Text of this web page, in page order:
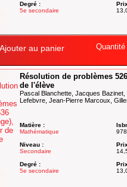
Degré :
5e secondaire
Ajouter au panier Quantité
Résolution de problèmes
de l'élève
Pascal Blanchette, Jacques Bazinet,
Lefebvre, Jean-Pierre Marcoux,
Matière :
Mathématique
Niveau :
Secondaire
Degré :
5e secondaire